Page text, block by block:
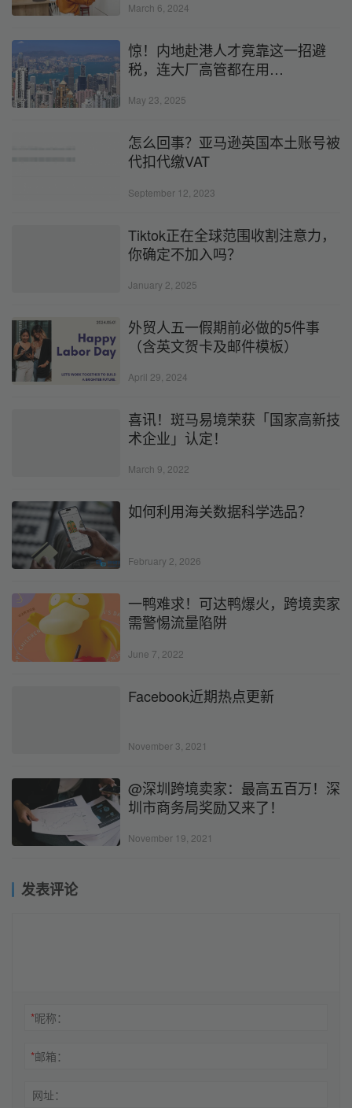
March 6, 2024
惊！内地赴港人才竟靠这一招避
税，连大厂高管都在用…
May 23, 2025
怎么回事？亚马逊英国本土账号被
代扣代缴VAT
September 12, 2023
Tiktok正在全球范围收割注意力，
你确定不加入吗？
January 2, 2025
外贸人五一假期前必做的5件事
（含英文贺卡及邮件模板）
April 29, 2024
喜讯！斑马易境荣获「国家高新技
术企业」认定！
March 9, 2022
如何利用海关数据科学选品？
February 2, 2026
一鸭难求！可达鸭爆火，跨境卖家
需警惕流量陷阱
June 7, 2022
Facebook近期热点更新
November 3, 2021
@深圳跨境卖家：最高五百万！深
圳市商务局奖励又来了！
November 19, 2021
发表评论
*昵称：
*邮箱：
网址：